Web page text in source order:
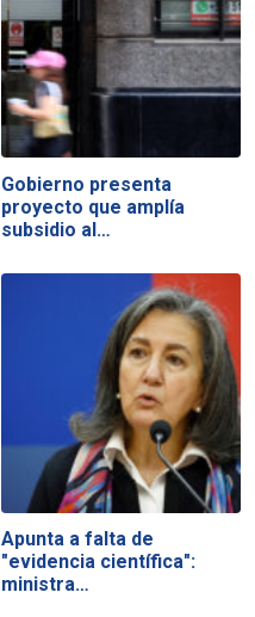
Gobierno presenta
proyecto que amplía
subsidio al…
Apunta a falta de
"evidencia científica":
ministra…